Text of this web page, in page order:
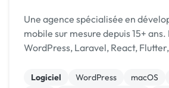
Une agence spécialisée en
mobile sur mesure depuis 15+ ans. Experts
WordPress, Laravel, React,
Logiciel WordPress macOS